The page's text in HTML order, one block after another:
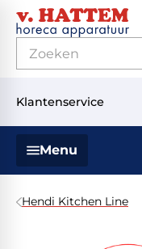
Klantenservice
Menu
Hendi Kitchen Line